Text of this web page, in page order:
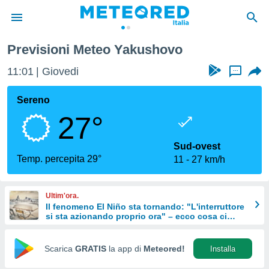
di
per
le
di
Web
Previsioni Meteo Yakushovo
11:01 Giovedi ...
Sereno
27°
Temp. percepita 29°
Sud-ovest
11
27 km/h
Ultim'ora.
Il fenomeno El Niño sta tornando: "L'interruttore
si sta azionando proprio ora" – ecco cosa ci
Scarica GRATIS la app di Meteored! Installa